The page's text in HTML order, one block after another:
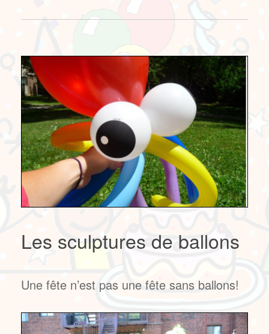
Les sculptures de ballons
Une fête n’est pas une fête sans ballons!